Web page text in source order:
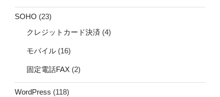
SOHO (23)
クレジットカード決済 (4)
モバイル (16)
固定電話FAX (2)
WordPress (118)